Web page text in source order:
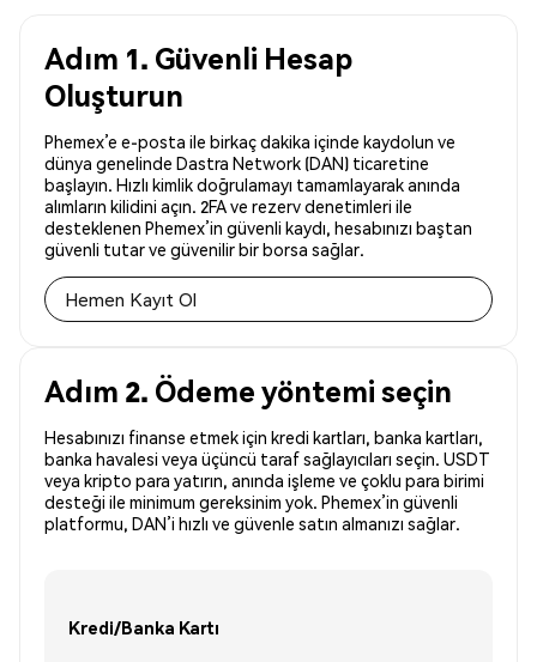
Adım 1. Güvenli Hesap
Oluşturun
Phemex’e e-posta ile birkaç dakika içinde kaydolun ve
dünya genelinde Dastra Network (DAN) ticaretine
başlayın. Hızlı kimlik doğrulamayı tamamlayarak anında
alımların kilidini açın. 2FA ve rezerv denetimleri ile
desteklenen Phemex’in güvenli kaydı, hesabınızı baştan
güvenli tutar ve güvenilir bir borsa sağlar.
Hemen Kayıt Ol
Adım 2. Ödeme yöntemi seçin
Hesabınızı finanse etmek için kredi kartları, banka kartları,
banka havalesi veya üçüncü taraf sağlayıcıları seçin. USDT
veya kripto para yatırın, anında işleme ve çoklu para birimi
desteği ile minimum gereksinim yok. Phemex’in güvenli
platformu, DAN’i hızlı ve güvenle satın almanızı sağlar.
Kredi/Banka Kartı